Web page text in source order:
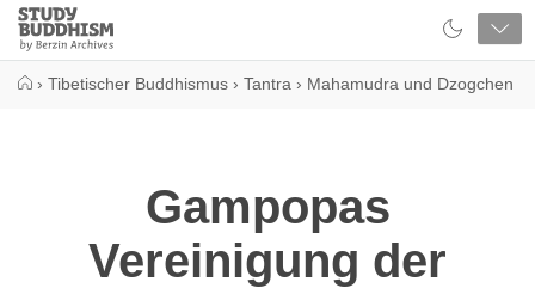
Close
Study
Buddhism
› Tibetischer Buddhismus › Tantra › Mahamudra und Dzogchen
Gampopas
Vereinigung der